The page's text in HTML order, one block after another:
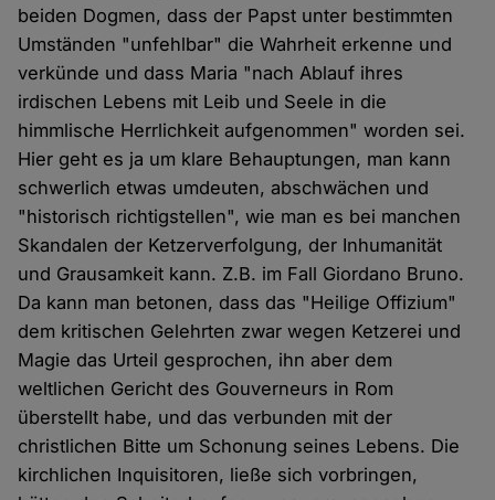
beiden Dogmen, dass der Papst unter bestimmten
Umständen "unfehlbar" die Wahrheit erkenne und
verkünde und dass Maria "nach Ablauf ihres
irdischen Lebens mit Leib und Seele in die
himmlische Herrlichkeit aufgenommen" worden sei.
Hier geht es ja um klare Behauptungen, man kann
schwerlich etwas umdeuten, abschwächen und
"historisch richtigstellen", wie man es bei manchen
Skandalen der Ketzerverfolgung, der Inhumanität
und Grausamkeit kann. Z.B. im Fall Giordano Bruno.
Da kann man betonen, dass das "Heilige Offizium"
dem kritischen Gelehrten zwar wegen Ketzerei und
Magie das Urteil gesprochen, ihn aber dem
weltlichen Gericht des Gouverneurs in Rom
überstellt habe, und das verbunden mit der
christlichen Bitte um Schonung seines Lebens. Die
kirchlichen Inquisitoren, ließe sich vorbringen,